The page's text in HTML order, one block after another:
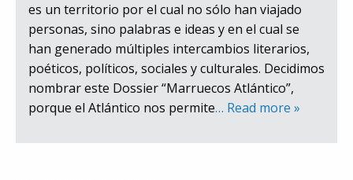
es un territorio por el cual no sólo han viajado
personas, sino palabras e ideas y en el cual se
han generado múltiples intercambios literarios,
poéticos, políticos, sociales y culturales. Decidimos
nombrar este Dossier “Marruecos Atlántico”,
porque el Atlántico nos permite… Read more »